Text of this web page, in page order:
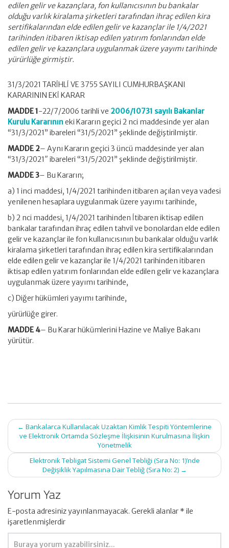
edilen gelir ve kazançlara, fon kullanıcısının bu bankalar
olduğu varlık kiralama şirketleri tarafından ihraç edilen kira
sertifikalarından elde edilen gelir ve kazançlar ile 1/4/2021
tarihinden itibaren iktisap edilen yatırım fonlarından elde
edilen gelir ve kazançlara uygulanmak üzere yayımı tarihinde
yürürlüğe girmiştir.
31/3/2021 TARİHLİ VE 3755 SAYILI CUMHURBAŞKANI
KARARININ EKİ KARAR
MADDE 1-22/7/2006 tarihli ve 2006/10731 sayılı Bakanlar
Kurulu Kararınıneki Kararın geçici 2 nci maddesinde yer alan
“31/3/2021” ibareleri “31/5/2021” şeklinde değiştirilmiştir.
MADDE 2– Aynı Kararın geçici 3 üncü maddesinde yer alan
“31/3/2021″ ibareleri “31/5/2021” şeklinde değiştirilmiştir.
MADDE 3– Bu Kararın;
a) 1 inci maddesi, 1/4/2021 tarihinden itibaren açılan veya vadesi
yenilenen hesaplara uygulanmak üzere yayımı tarihinde,
b) 2 nci maddesi, 1/4/2021 tarihinden İtibaren iktisap edilen
bankalar tarafından ihraç edilen tahvil ve bonolardan elde edilen
gelir ve kazançlar ile fon kullanıcısının bu bankalar olduğu varlık
kiralama şirketleri tarafından ihraç edilen kira sertifikalarından
elde edilen gelir ve kazançlar ile 1/4/2021 tarihinden itibaren
iktisap edilen yatırım fonlarından elde edilen gelir ve kazançlara
uygulanmak üzere yayımı tarihinde,
c) Diğer hükümleri yayımı tarihinde,
yürürlüğe girer.
MADDE 4– Bu Karar hükümlerini Hazine ve Maliye Bakanı
yürütür.
Post
navigation
← Bankalarca Kullanılacak Uzaktan Kimlik Tespiti Yöntemlerine
ve Elektronik Ortamda Sözleşme İlişkisinin Kurulmasına İlişkin
Yönetmelik
Elektronik Tebligat Sistemi Genel Tebliği (Sıra No: 1)’nde
Değişiklik Yapılmasına Dair Tebliğ (Sıra No: 2) →
Yorum Yaz
E-posta adresiniz yayınlanmayacak. Gerekli alanlar * ile
işaretlenmişlerdir